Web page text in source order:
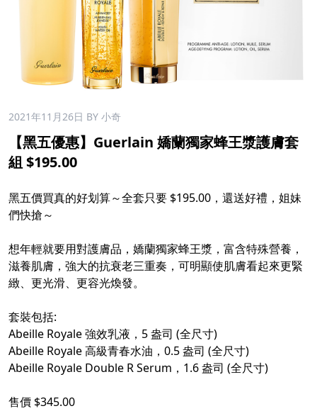
2021年11月26日 BY 小奇
【黑五優惠】Guerlain 嬌蘭獨家蜂王漿護膚套
組 $195.00
黑五價買真的好划算～全套只要 $195.00，還送好禮，姐妹
們快搶～
想年輕就要用對護膚品，嬌蘭獨家蜂王漿，富含特殊營養，
滋養肌膚，強大的抗衰老三重奏，可明顯使肌膚看起來更緊
緻、更光滑、更容光煥發。
套裝包括:
Abeille Royale 強效乳液，5 盎司 (全尺寸)
Abeille Royale 高級青春水油，0.5 盎司 (全尺寸)
Abeille Royale Double R Serum，1.6 盎司 (全尺寸)
售價 $345.00